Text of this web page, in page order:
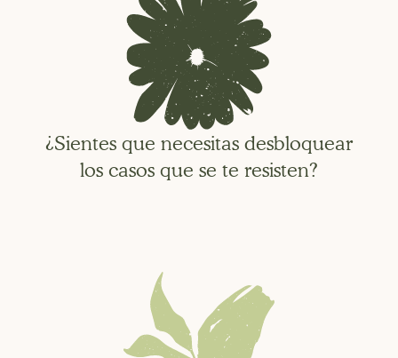
¿Sientes que necesitas desbloquear
los casos que se te resisten?